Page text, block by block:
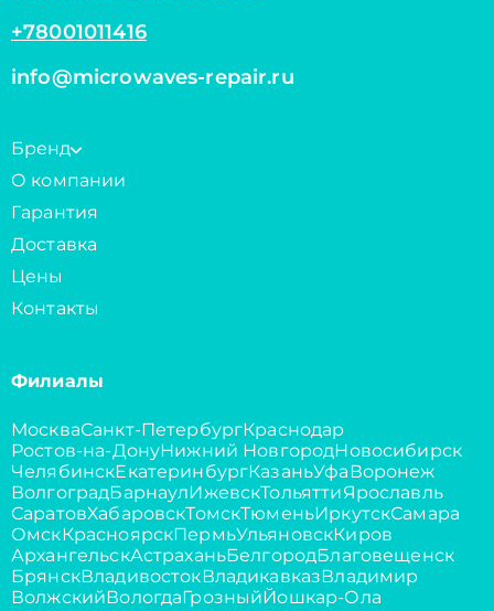
+78001011416
info@microwaves-repair.ru
Бренд
О компании
Гарантия
Доставка
Цены
Контакты
Филиалы
МоскваСанкт-ПетербургКраснодар
Ростов-на-ДонуНижний НовгородНовосибирск
ЧелябинскЕкатеринбургКазаньУфаВоронеж
ВолгоградБарнаулИжевскТольяттиЯрославль
СаратовХабаровскТомскТюменьИркутскСамара
ОмскКрасноярскПермьУльяновскКиров
АрхангельскАстраханьБелгородБлаговещенск
БрянскВладивостокВладикавказВладимир
ВолжскийВологдаГрозныйЙошкар-Ола